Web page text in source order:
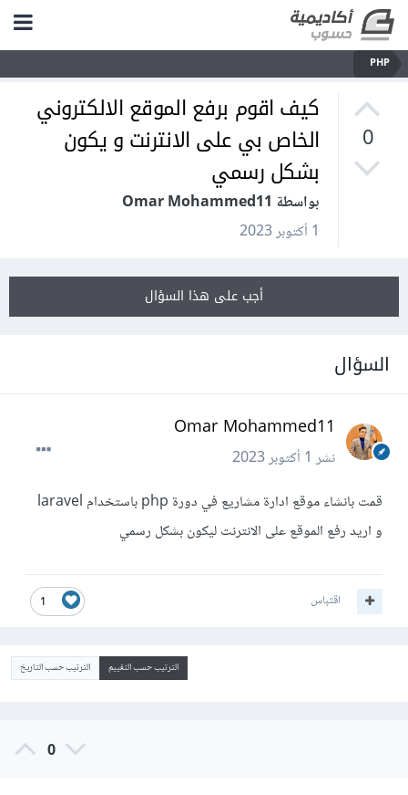
PHP
0
كيف اقوم برفع الموقع الالكتروني
الخاص بي على الانترنت و يكون
بشكل رسمي
بواسطة Omar Mohammed11
1 أكتوبر 2023
أجب على هذا السؤال
السؤال
Omar Mohammed11
نشر1 أكتوبر 2023
قمت بانشاء موقع ادارة مشاريع في دورة php باستخدام laravel
و اريد رفع الموقع على الانترنت ليكون بشكل رسمي
1 اقتباس
الترتيب حسب التقييم الترتيب حسب التاريخ
0